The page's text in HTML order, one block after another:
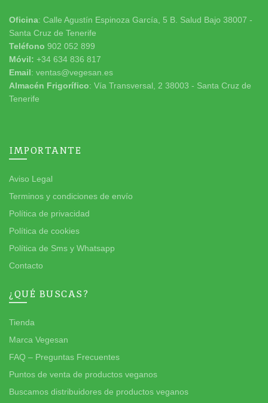
Oficina: Calle Agustín Espinoza García, 5 B. Salud Bajo 38007 -
Santa Cruz de Tenerife
Teléfono 902 052 899
Móvil: +34 634 836 817
Email: ventas@vegesan.es
Almacén Frigorífico: Vía Transversal, 2 38003 - Santa Cruz de
Tenerife
IMPORTANTE
Aviso Legal
Terminos y condiciones de envío
Política de privacidad
Política de cookies
Política de Sms y Whatsapp
Contacto
¿QUÉ BUSCAS?
Tienda
Marca Vegesan
FAQ – Preguntas Frecuentes
Puntos de venta de productos veganos
Buscamos distribuidores de productos veganos